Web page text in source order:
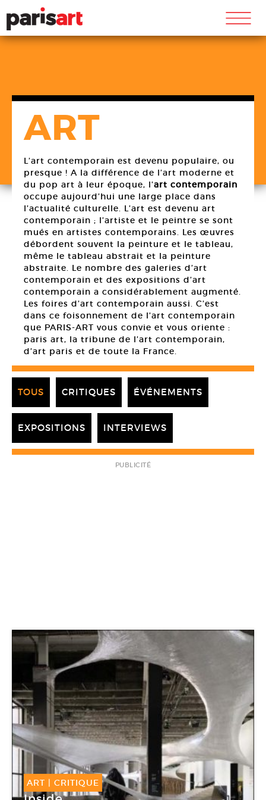
m
ART
L’art contemporain est devenu populaire, ou
presque ! A la différence de l’art moderne et
du pop art à leur époque, l’art contemporain
occupe aujourd’hui une large place dans
l’actualité culturelle. L’art est devenu art
contemporain ; l’artiste et le peintre se sont
mués en artistes contemporains. Les œuvres
débordent souvent la peinture et le tableau,
même le tableau abstrait et la peinture
abstraite. Le nombre des galeries d’art
contemporain et des expositions d’art
contemporain a considérablement augmenté.
Les foires d’art contemporain aussi. C’est
dans ce foisonnement de l’art contemporain
que PARIS-ART vous convie et vous oriente :
paris art, la tribune de l’art contemporain,
d’art paris et de toute la France.
TOUS CRITIQUES ÉVÉNEMENTS
EXPOSITIONS INTERVIEWS
PUBLICITÉ
ART | CRITIQUE